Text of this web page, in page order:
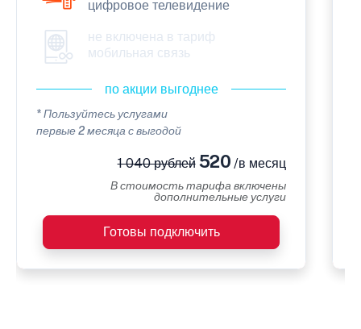
цифровое телевидение
не включена в тариф
мобильная связь
по акции выгоднее
* Пользуйтесь услугами
первые 2 месяца с выгодой
1 040 рублей520 /в месяц
В стоимость тарифа включены
дополнительные услуги
Готовы подключить